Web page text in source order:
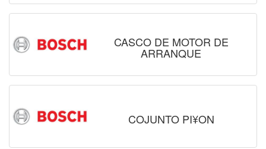
CASCO DE MOTOR DE
ARRANQUE
COJUNTO PI¥ON